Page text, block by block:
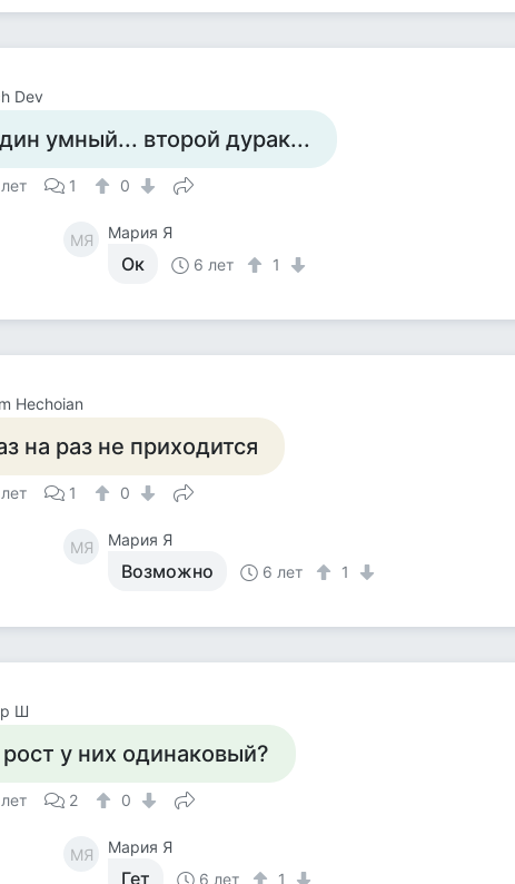
Dev
умный... второй дурак...
1 0
МЯ Мария Я
Ок 6 лет 1
Hechoian
на раз не приходится
1 0
МЯ Мария Я
Возможно 6 лет 1
Ш
у них одинаковый?
2 0
МЯ Мария Я
Гет 6 лет 1